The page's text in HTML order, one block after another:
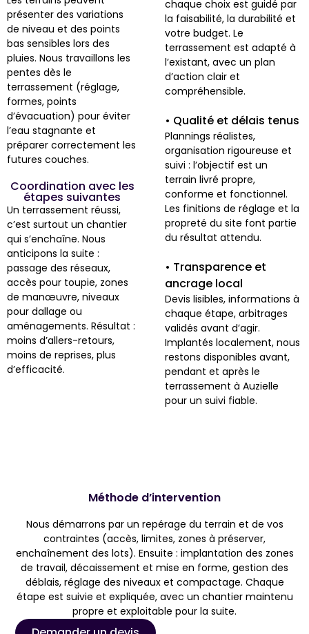
présenter des variations
de niveau et des points
bas sensibles lors des
pluies. Nous travaillons les
pentes dès le
terrassement (réglage,
formes, points
d’évacuation) pour éviter
l’eau stagnante et
préparer correctement les
futures couches.
Coordination avec les
étapes suivantes
Un terrassement réussi,
c’est surtout un chantier
qui s’enchaîne. Nous
anticipons la suite :
passage des réseaux,
accès pour toupie, zones
de manœuvre, niveaux
pour dallage ou
aménagements. Résultat :
moins d’allers-retours,
moins de reprises, plus
d’efficacité.
chaque choix est guidé par
la faisabilité, la durabilité et
votre budget. Le
terrassement est adapté à
l’existant, avec un plan
d’action clair et
compréhensible.
• Qualité et délais tenus
Plannings réalistes,
organisation rigoureuse et
suivi : l’objectif est un
terrain livré propre,
conforme et fonctionnel.
Les finitions de réglage et la
propreté du site font partie
du résultat attendu.
• Transparence et
ancrage local
Devis lisibles, informations à
chaque étape, arbitrages
validés avant d’agir.
Implantés localement, nous
restons disponibles avant,
pendant et après le
terrassement à Auzielle
pour un suivi fiable.
Méthode d’intervention
Nous démarrons par un repérage du terrain et de vos
contraintes (accès, limites, zones à préserver,
enchaînement des lots). Ensuite : implantation des zones
de travail, décaissement et mise en forme, gestion des
déblais, réglage des niveaux et compactage. Chaque
étape est suivie et expliquée, avec un chantier maintenu
propre et exploitable pour la suite.